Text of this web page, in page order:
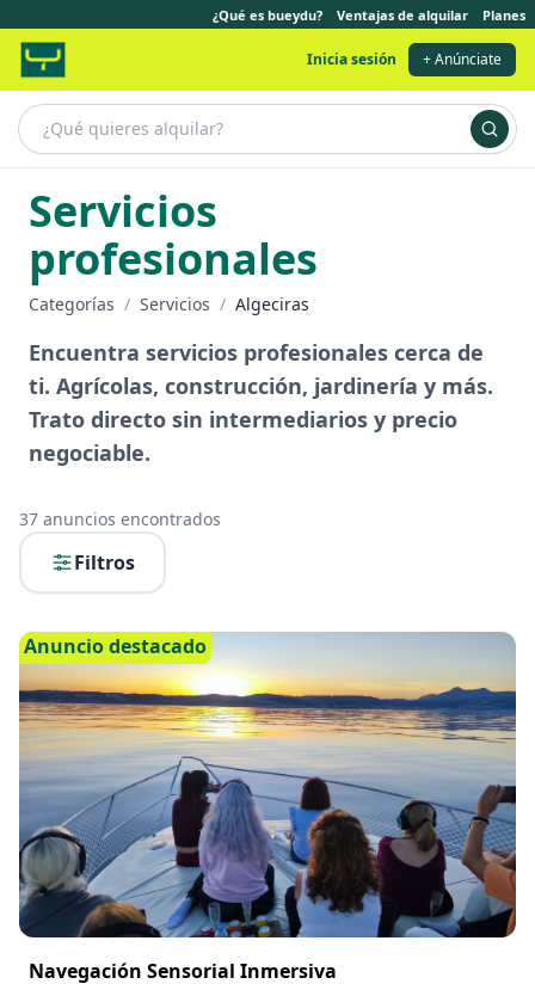
¿Qué es bueydu? Ventajas de alquilar Planes
Inicia sesión + Anúnciate
Servicios
profesionales
Categorías / Servicios / Algeciras
Encuentra servicios profesionales cerca de
ti. Agrícolas, construcción, jardinería y más.
Trato directo sin intermediarios y precio
negociable.
37 anuncios encontrados
Filtros
Anuncio destacado
Navegación Sensorial Inmersiva